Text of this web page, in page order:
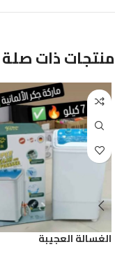
منتجات ذات صلة
الغسالة العجيبة